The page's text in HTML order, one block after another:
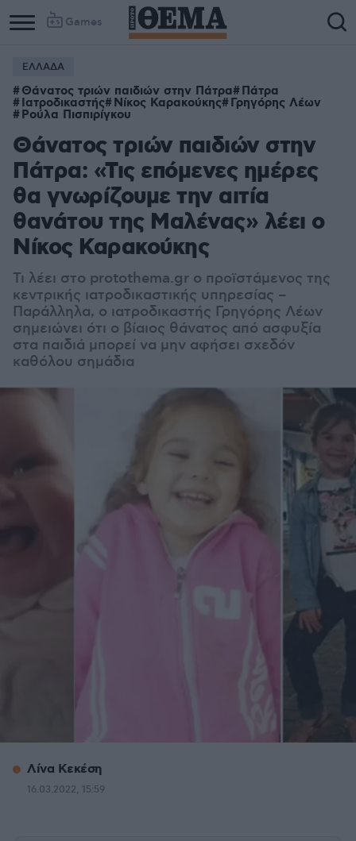
Games
ΕΛΛΑΔΑ
Θάνατος τριών παιδιών στην Πάτρα Πάτρα
Ιατροδικαστής Νίκος Καρακούκης Γρηγόρης Λέων
Ρούλα Πισπιρίγκου
Θάνατος τριών παιδιών στην
Πάτρα: «Τις επόμενες ημέρες
θα γνωρίζουμε την αιτία
θανάτου της Μαλένας» λέει ο
Νίκος Καρακούκης
Τι λέει στο protothema.gr ο προϊστάμενος της
κεντρικής ιατροδικαστικής υπηρεσίας –
Παράλληλα, ο ιατροδικαστής Γρηγόρης Λέων
σημειώνει ότι ο βίαιος θάνατος από ασφυξία
στα παιδιά μπορεί να μην αφήσει σχεδόν
καθόλου σημάδια
Λίνα Κεκέση
16.03.2022, 15:59